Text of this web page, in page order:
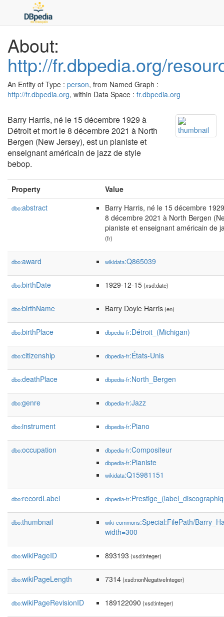
About:
http://fr.dbpedia.org/
An Entity of Type : person, from Named Graph :
http://fr.dbpedia.org, within Data Space : fr.dbpedia.org
Barry Harris, né le 15 décembre 1929 à
Détroit et mort le 8 décembre 2021 à North
Bergen (New Jersey), est un pianiste et
enseignant américain de jazz de style
bebop.
Property Value
dbo:abstract
Barry Harris, né le 15 décembre
8 décembre 2021 à North Bergen
pianiste et enseignant américain de
(fr)
dbo:award wikidata:Q865039
dbo:birthDate 1929-12-15(xsd:date)
dbo:birthName Barry Doyle Harris(en)
dbo:birthPlace dbpedia-fr:Détroit_(Michigan)
dbo:citizenship dbpedia-fr:États-Unis
dbo:deathPlace dbpedia-fr:North_Bergen
dbo:genre dbpedia-fr:Jazz
dbo:instrument dbpedia-fr:Piano
dbo:occupation dbpedia-fr:Compositeur
dbpedia-fr:Pianiste
wikidata:Q15981151
dbo:recordLabel dbpedia-fr
dbo:thumbnail wiki-commons:Special:FilePath/
width=300
dbo:wikiPageID 893193 (xsd:integer)
dbo:wikiPageLength 7314(xsd:nonNegativeInteger)
dbo:wikiPageRevisionID 189122090 (xsd:integer)